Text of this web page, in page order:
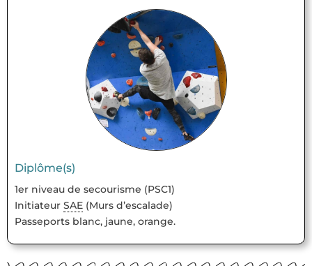
Diplôme(s)
1er niveau de secourisme (PSC1)
Initiateur SAE (Murs d’escalade)
Passeports blanc, jaune, orange.